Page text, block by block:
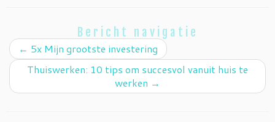
Bericht navigatie
← 5x Mijn grootste investering
Thuiswerken: 10 tips om succesvol vanuit huis te
werken →